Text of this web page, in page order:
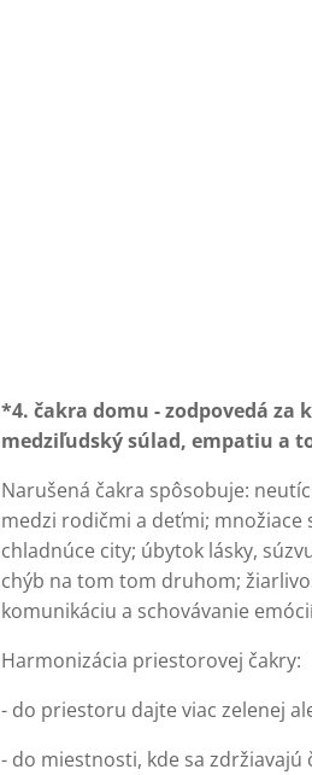
*4. čakra domu - zodpovedá
medziľudský súlad, empatiu a
Narušená čakra spôsobuje:
medzi rodičmi a deťmi; množiace
chladnúce city; úbytok lásky,
chýb na tom tom druhom;
komunikáciu a schovávanie
Harmonizácia priestorovej čakry:
- do priestoru dajte viac zelenej
- do miestnosti, kde sa